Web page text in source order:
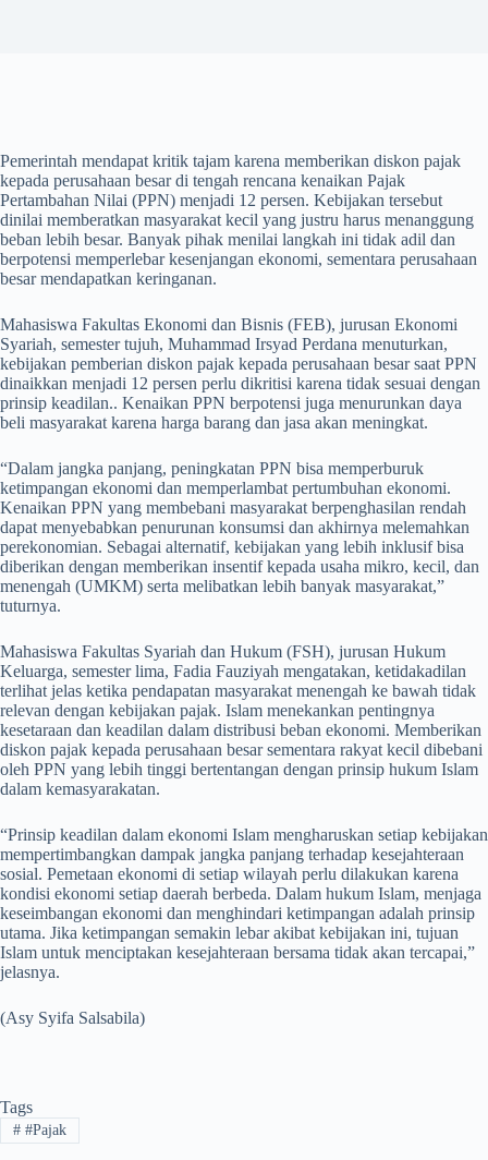
Pemerintah mendapat kritik tajam karena memberikan diskon pajak
kepada perusahaan besar di tengah rencana kenaikan Pajak
Pertambahan Nilai (PPN) menjadi 12 persen. Kebijakan tersebut
dinilai memberatkan masyarakat kecil yang justru harus menanggung
beban lebih besar. Banyak pihak menilai langkah ini tidak adil dan
berpotensi memperlebar kesenjangan ekonomi, sementara perusahaan
besar mendapatkan keringanan.
Mahasiswa Fakultas Ekonomi dan Bisnis (FEB), jurusan Ekonomi
Syariah, semester tujuh, Muhammad Irsyad Perdana menuturkan,
kebijakan pemberian diskon pajak kepada perusahaan besar saat PPN
dinaikkan menjadi 12 persen perlu dikritisi karena tidak sesuai dengan
prinsip keadilan.. Kenaikan PPN berpotensi juga menurunkan daya
beli masyarakat karena harga barang dan jasa akan meningkat.
“Dalam jangka panjang, peningkatan PPN bisa memperburuk
ketimpangan ekonomi dan memperlambat pertumbuhan ekonomi.
Kenaikan PPN yang membebani masyarakat berpenghasilan rendah
dapat menyebabkan penurunan konsumsi dan akhirnya melemahkan
perekonomian. Sebagai alternatif, kebijakan yang lebih inklusif bisa
diberikan dengan memberikan insentif kepada usaha mikro, kecil, dan
menengah (UMKM) serta melibatkan lebih banyak masyarakat,”
tuturnya.
Mahasiswa Fakultas Syariah dan Hukum (FSH), jurusan Hukum
Keluarga, semester lima, Fadia Fauziyah mengatakan, ketidakadilan
terlihat jelas ketika pendapatan masyarakat menengah ke bawah tidak
relevan dengan kebijakan pajak. Islam menekankan pentingnya
kesetaraan dan keadilan dalam distribusi beban ekonomi. Memberikan
diskon pajak kepada perusahaan besar sementara rakyat kecil dibebani
oleh PPN yang lebih tinggi bertentangan dengan prinsip hukum Islam
dalam kemasyarakatan.
“Prinsip keadilan dalam ekonomi Islam mengharuskan setiap kebijakan
mempertimbangkan dampak jangka panjang terhadap kesejahteraan
sosial. Pemetaan ekonomi di setiap wilayah perlu dilakukan karena
kondisi ekonomi setiap daerah berbeda. Dalam hukum Islam, menjaga
keseimbangan ekonomi dan menghindari ketimpangan adalah prinsip
utama. Jika ketimpangan semakin lebar akibat kebijakan ini, tujuan
Islam untuk menciptakan kesejahteraan bersama tidak akan tercapai,”
jelasnya.
(Asy Syifa Salsabila)
Tags
##Pajak